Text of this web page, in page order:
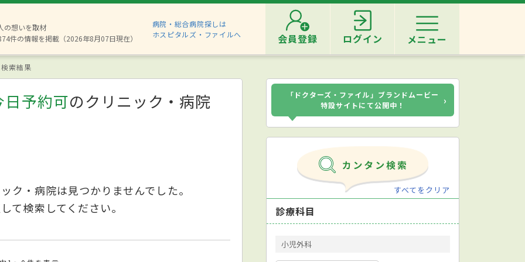
の想いを取材
件の情報を掲載（2026年8月07日現在）
病院・総合病院探しは
ホスピタルズ・ファイルへ
会員登録 ログイン メニュー
索結果
予約可のクリニック・病院
ク・病院は見つかりませんでした。
て検索してください。
「ドクターズ・ファイル」ブランドムービー
特設サイトにて公開中！
›
すべてをクリア
診療科目
小児外科